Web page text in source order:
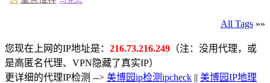
All Tags »»
您现在上网的IP地址是： 216.73.216.249 （注：没用代理，或
是高匿名代理、VPN隐藏了真实IP）
更详细的代理IP检测 --> 美博园ip检测ipcheck || 美博园IP地理